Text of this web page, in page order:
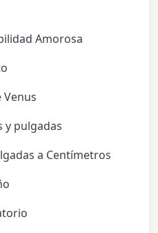
Amorosa
Venus
y pulgadas
a Centímetros